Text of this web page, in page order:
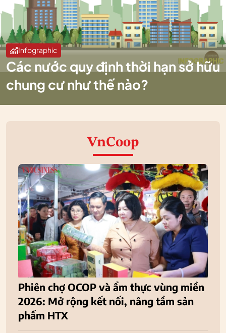
Infographic
Các nước quy định thời hạn sở hữu
chung cư như thế nào?
VnCoop
Phiên chợ OCOP và ẩm thực vùng miền
2026: Mở rộng kết nối, nâng tầm sản
phẩm HTX